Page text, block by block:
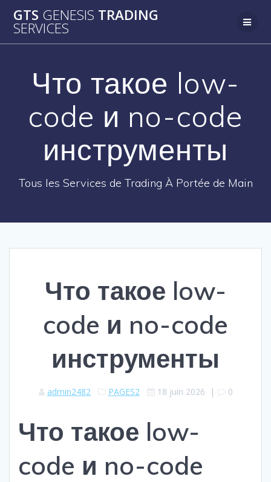
au
GTS GENESIS TRADING
SERVICES
Что такое low-
code и no-code
инструменты
Tous les Services de Trading À Portée de Main
Что такое low-
code и no-code
инструменты
admin2482 PAGES2 18 juin 2026 | 0
Что такое low-
code и no-code